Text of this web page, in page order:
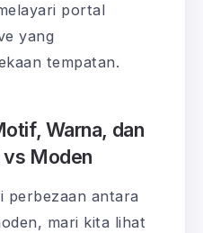
portal
yang
tempatan.
Warna, dan
vs Moden
perbezaan antara
mari kita lihat